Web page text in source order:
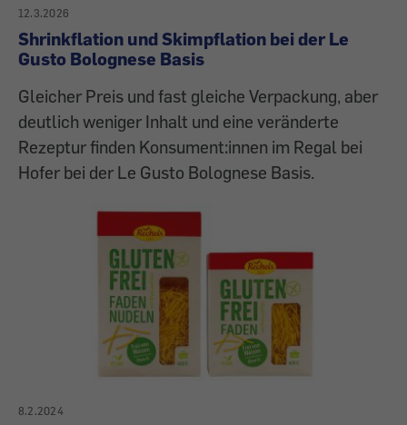
12.3.2026
Shrinkflation und Skimpflation bei der Le
Gusto Bolognese Basis
Gleicher Preis und fast gleiche Verpackung, aber
deutlich weniger Inhalt und eine veränderte
Rezeptur finden Konsument:innen im Regal bei
Hofer bei der Le Gusto Bolognese Basis.
8.2.2024